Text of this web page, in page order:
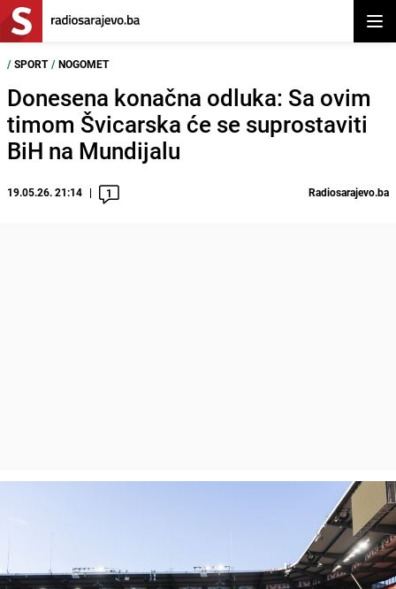
/ SPORT / NOGOMET
Donesena konačna odluka: Sa ovim
timom Švicarska će se suprostaviti
BiH na Mundijalu
19.05.26. 21:14 1 Radiosarajevo.ba